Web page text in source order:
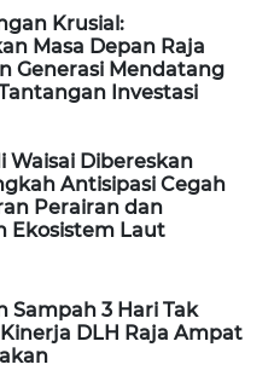
Krusial:
Masa Depan Raja
Generasi Mendatang
Investasi
Waisai Dibereskan
Antisipasi Cegah
Perairan dan
Ekosistem Laut
Sampah 3 Hari Tak
DLH Raja Ampat